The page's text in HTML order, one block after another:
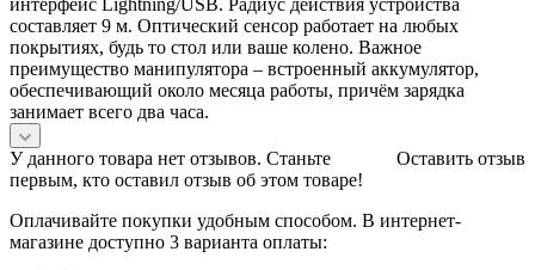
составляет 9 м. Оптический сенсор работает на любых
покрытиях, будь то стол или ваше колено. Важное
преимущество манипулятора – встроенный аккумулятор,
обеспечивающий около месяца работы, причём зарядка
занимает всего два часа.
Оставить отзыв
У данного товара нет отзывов. Станьте
первым, кто оставил отзыв об этом товаре!
Оплачивайте покупки удобным способом. В интернет-
магазине доступно 3 варианта оплаты: